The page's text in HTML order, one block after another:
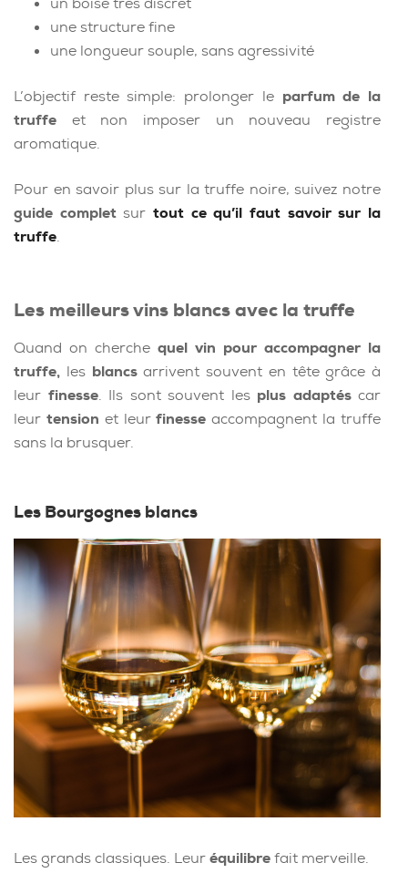
une structure fine
une longueur souple, sans agressivité
L’objectif reste simple: prolonger le parfum de la
truffe et non imposer un nouveau registre
aromatique.
Pour en savoir plus sur la truffe noire, suivez notre
guide completsurtout ce qu’il faut savoir sur la
truffe.
Les meilleurs vins blancs avec la truffe
Quand on cherche quel vin pour accompagner la
truffe, les blancsarrivent souvent en tête grâce à
leur finesse. Ils sont souvent les plus adaptéscar
leur tension et leurfinesse accompagnent la truffe
sans la brusquer.
Les Bourgognes blancs
Les grands classiques. Leuréquilibrefait merveille.